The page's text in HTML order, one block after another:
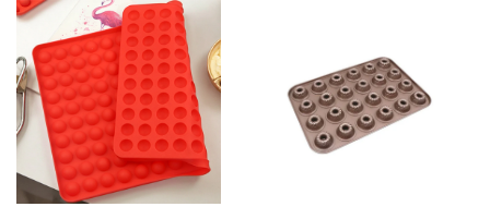
individuell gestaltbarer
Kuchenform
Stück